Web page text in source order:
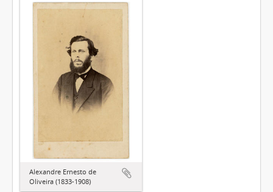
Alexandre Ernesto de
Oliveira (1833-1908)